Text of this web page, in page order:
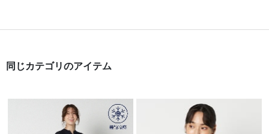
同じカテゴリのアイテム